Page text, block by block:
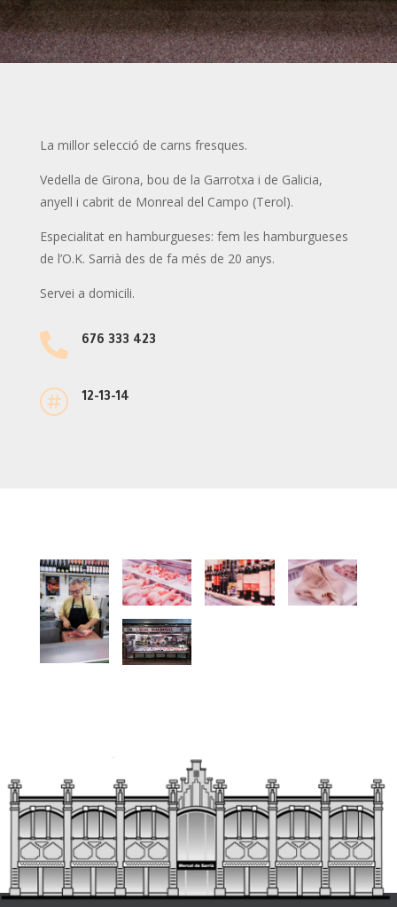
La millor selecció de carns fresques.
Vedella de Girona, bou de la Garrotxa i de Galicia,
anyell i cabrit de Monreal del Campo (Terol).
Especialitat en hamburgueses: fem les hamburgueses
de l’O.K. Sarrià des de fa més de 20 anys.
Servei a domicili.
 676 333 423
 12-13-14